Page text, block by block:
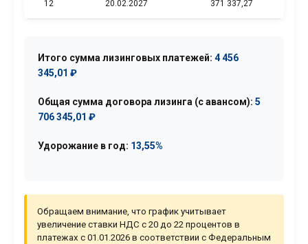
12 20.02.2027 371 337,27
Итого сумма лизинговых платежей: 4 456
345,01 ₽
Общая сумма договора лизинга (с авансом): 5
706 345,01 ₽
Удорожание в год: 13,55%
Обращаем внимание, что график учитывает
увеличение ставки НДС с 20 до 22 процентов в
платежах с 01.01.2026 в соответствии с Федеральным